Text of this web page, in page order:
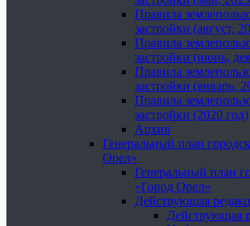
Правила
застройки (август,
Правила
застройки (июнь,
Правила
застройки (январь,
Правила
застройки (2020 год)
Архив
Генеральный план
Орел»
Генеральный план
«Город Орел»
Действующая
Действующая